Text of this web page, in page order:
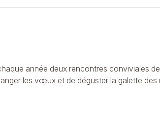
année deux rencontres conviviales
les vœux et de déguster la galette